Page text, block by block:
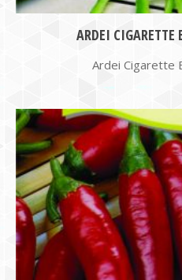
ARDEI
Ardei Cigarette